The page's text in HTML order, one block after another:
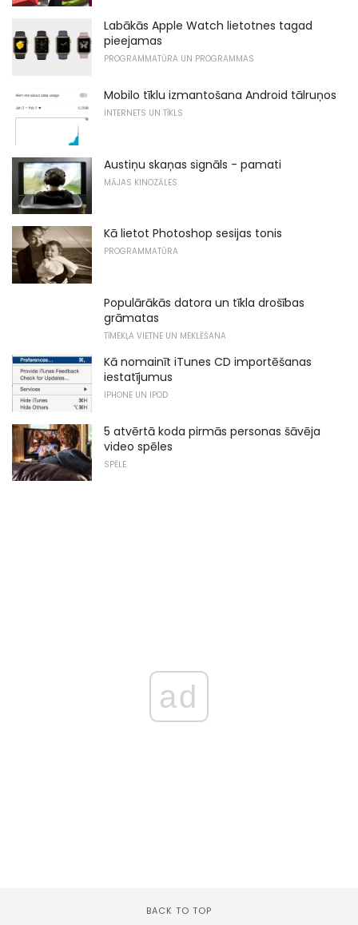
Labākās Apple Watch lietotnes tagad
pieejamas
PROGRAMMATŪRA UN PROGRAMMAS
Mobilo tīklu izmantošana Android tālruņos
INTERNETS UN TĪKLS
Austiņu skaņas signāls - pamati
MĀJAS KINOZĀLES
Kā lietot Photoshop sesijas tonis
PROGRAMMATŪRA
Populārākās datora un tīkla drošības
grāmatas
TĪMEKĻA VIETNE UN MEKLĒŠANA
Kā nomainīt iTunes CD importēšanas
iestatījumus
IPHONE UN IPOD
5 atvērtā koda pirmās personas šāvēja
video spēles
SPĒLE
ad
BACK TO TOP